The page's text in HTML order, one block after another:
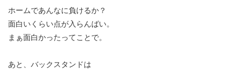
ホームであんなに負けるか？
面白いくらい点が入らんばい。
まぁ面白かったってことで。
あと、バックスタンドは